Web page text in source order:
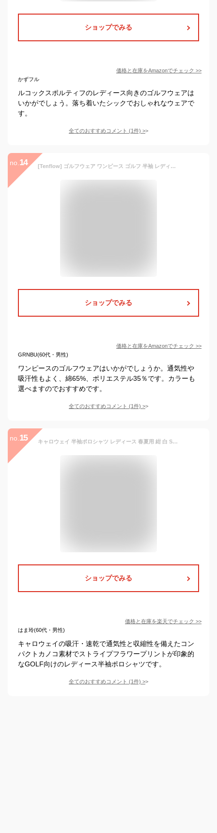
ショップでみる
価格と在庫をAmazonでチェック >>
かずフル
ルコックスポルティフのレディース向きのゴルフウェアは
いかがでしょう。落ち着いたシックでおしゃれなウェアで
す。
全てのおすすめコメント (1件) >
no. 14 [Tenflow] ゴルフウェア ワンピース ゴルフ 半袖 レディース テニスウェア 女性用運動着 ゴルフドレス スポーツウェア Tシャツ GOLF 夏ゴルフ用品 通気 吸汗(L ブラック)
ショップでみる
価格と在庫をAmazonでチェック >>
GRNBU(60代・男性)
ワンピースのゴルフウェアはいかがでしょうか。通気性や
吸汗性もよく、綿65%、ポリエステル35％です。カラーも
選べますのでおすすめです。
全てのおすすめコメント (1件) >
no. 15 キャロウェイ 半袖ポロシャツ レディース 春夏用 紺 白 S M L c23134204【 あす楽 送料無料 】 [ callaway ゴルフウェア ゴルフ golf キャラウェイ 半袖 ポロシャツ ポロ 吸汗速乾 かわいい ギフト プレゼント 夏 セール アウトレット 母の日 ]
ショップでみる
価格と在庫を楽天でチェック >>
はま玲(60代・男性)
キャロウェイの吸汗・速乾で通気性と収縮性を備えたコン
パクトカノコ素材でストライプフラワープリントが印象的
なGOLF向けのレディース半袖ポロシャツです。
全てのおすすめコメント (1件) >